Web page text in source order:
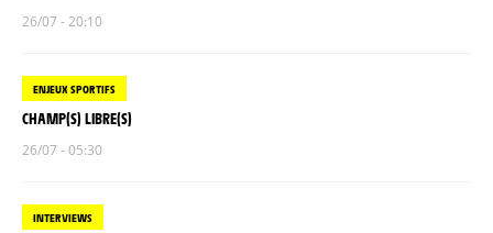
26/07 - 20:10
ENJEUX SPORTIFS
CHAMP(S) LIBRE(S)
26/07 - 05:30
INTERVIEWS